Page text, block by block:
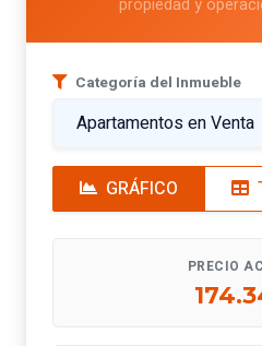
propiedad y
Categoría del Inmueble
GRÁFICO
PRECIO